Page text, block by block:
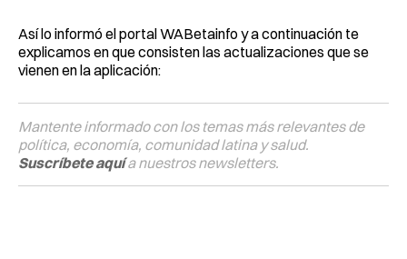
Así lo informó el portal WABetainfo y a continuación te
explicamos en que consisten las actualizaciones que se
vienen en la aplicación:
Mantente informado con los temas más relevantes de
política, economía, comunidad latina y salud.
Suscríbete aquía nuestros newsletters.